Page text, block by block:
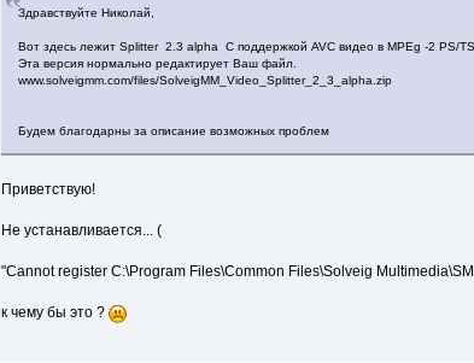
Здравствуйте Николай,
Вот здесь лежит Splitter 2.3 alpha С поддержкой AVC видео в MPEg -2 PS/
Эта версия нормально редактирует Ваш файл.
www.solveigmm.com/files/SolveigMM_Video_Splitter_2_3_alpha.zip
Будем благодарны за описание возможных проблем
Приветствую!
Не устанавливается... (
"Cannot register C:\Program Files\Common Files\Solveig
к чему бы это ?